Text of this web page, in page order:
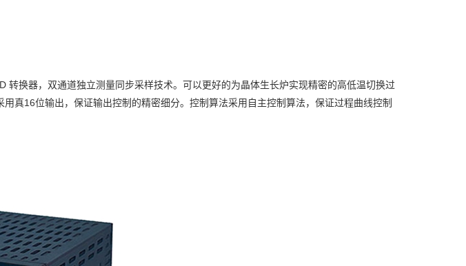
转换器，双通道独立测量同步采样技术。可以更好的为晶体生长炉实现精密的高低温切换过
真16位输出，保证输出控制的精密细分。控制算法采用自主控制算法，保证过程曲线控制